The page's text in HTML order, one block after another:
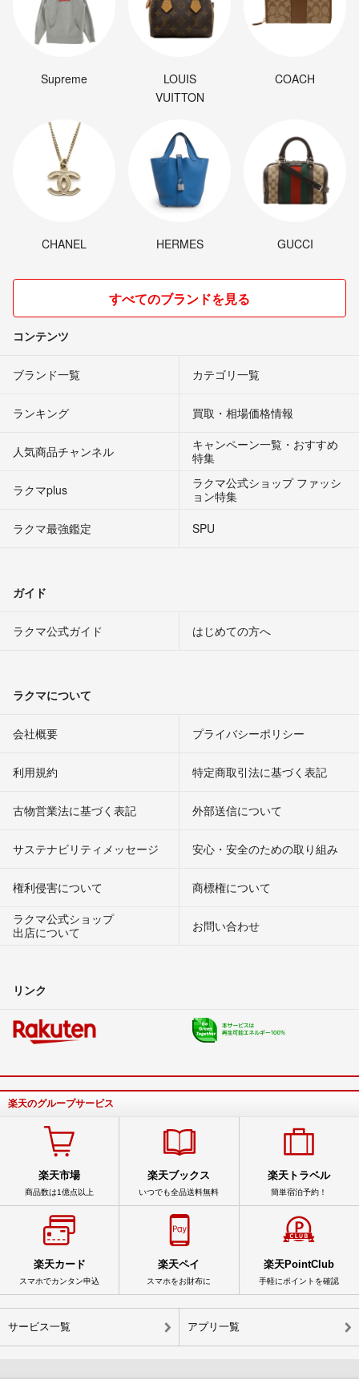
Supreme
LOUIS
VUITTON
COACH
CHANEL HERMES GUCCI
すべてのブランドを見る
コンテンツ
ブランド一覧 カテゴリ一覧
ランキング 買取・相場価格情報
人気商品チャンネル
キャンペーン一覧・おすすめ
特集
ラクマplus
ラクマ公式ショップ ファッシ
ョン特集
ラクマ最強鑑定
SPU
ガイド
ラクマ公式ガイド はじめての方へ
ラクマについて
会社概要 プライバシーポリシー
利用規約 特定商取引法に基づく表記
古物営業法に基づく表記 外部送信について
サステナビリティメッセージ 安心・安全のための取り組み
権利侵害について
商標権について
ラクマ公式ショップ
出店について
お問い合わせ
リンク
楽天のグループサービス
楽天市場
商品数は1億点以上
楽天ブックス
いつでも全品送料無料
楽天トラベル
簡単宿泊予約！
楽天カード
スマホでカンタン申込
楽天ペイ
スマホをお財布に
楽天PointClub
手軽にポイントを確認
サービス一覧 アプリ一覧